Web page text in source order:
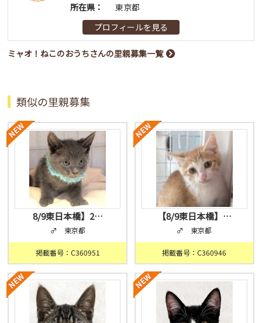
所在県：
東京都
プロフィールを見る
ミャオ！ねこのおうちさんの里親募集一覧
類似の里親募集
8/9東日本橋】2…
♂ 東京都
掲載番号：C360951
【8/9東日本橋】…
♂ 東京都
掲載番号：C360946